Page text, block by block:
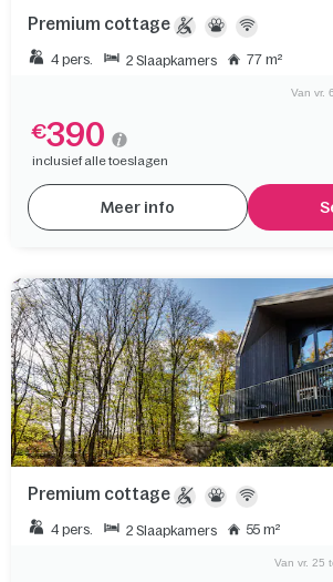
Premium cottage
4 pers. 2 Slaapkamers 77 m²
Van vr.
€390
inclusief alle toeslagen
Meer info
Premium cottage
4 pers. 2 Slaapkamers 55 m²
Van vr. 25